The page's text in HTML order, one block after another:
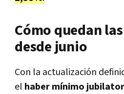
Cómo quedan
desde junio
Con la actualización
el haber mínimo